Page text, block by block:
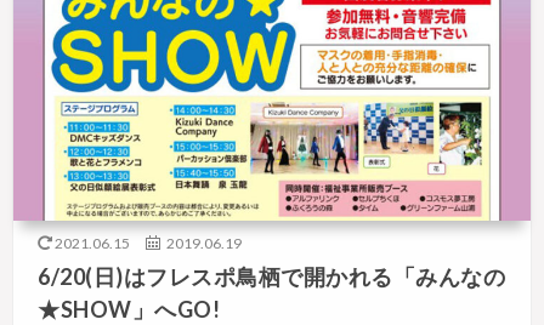
2021.06.15 2019.06.19
6/20(日)はフレスポ鳥栖で開かれる「みんなの
★SHOW」へGO!